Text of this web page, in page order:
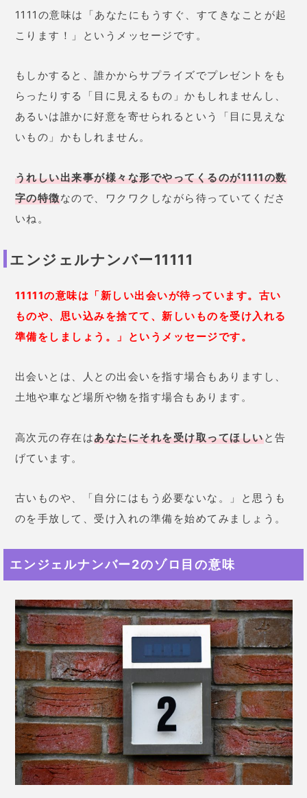
1111の意味は「あなたにもうすぐ、すてきなことが起
こります！」というメッセージです。
もしかすると、誰かからサプライズでプレゼントをも
らったりする「目に見えるもの」かもしれませんし、
あるいは誰かに好意を寄せられるという「目に見えな
いもの」かもしれません。
うれしい出来事が様々な形でやってくるのが1111の数
字の特徴なので、ワクワクしながら待っていてくださ
いね。
エンジェルナンバー11111
11111の意味は「新しい出会いが待っています。 古い
ものや、思い込みを捨てて、新しいものを受け入れる
準備をしましょう。」というメッセージです。
出会いとは、人との出会いを指す場合もありますし、
土地や車など場所や物を指す場合もあります。
高次元の存在はあなたにそれを受け取ってほしいと告
げています。
古いものや、「自分にはもう必要ないな。」と思うも
のを手放して、受け入れの準備を始めてみましょう。
エンジェルナンバー2のゾロ目の意味